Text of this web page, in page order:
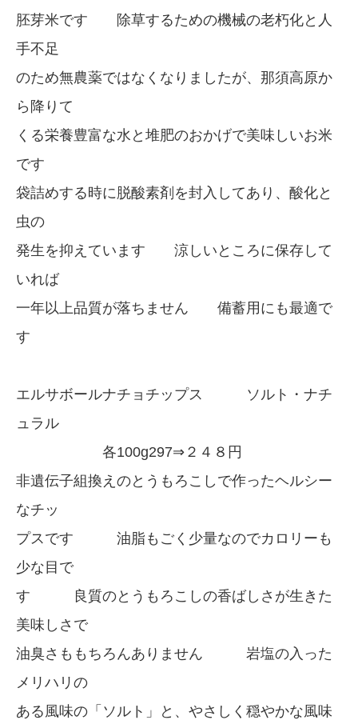
胚芽米です 除草するための機械の老朽化と人
手不足
のため無農薬ではなくなりましたが、那須高原か
ら降りて
くる栄養豊富な水と堆肥のおかげで美味しいお米
です
袋詰めする時に脱酸素剤を封入してあり、酸化と
虫の
発生を抑えています 涼しいところに保存して
いれば
一年以上品質が落ちません 備蓄用にも最適で
す
エルサボールナチョチップス ソルト・ナチ
ュラル
各100g297⇒２４８円
非遺伝子組換えのとうもろこしで作ったヘルシー
なチッ
プスです 油脂もごく少量なのでカロリーも
少な目で
す 良質のとうもろこしの香ばしさが生きた
美味しさで
油臭さももちろんありません 岩塩の入った
メリハリの
ある風味の「ソルト」と、やさしく穏やかな風味